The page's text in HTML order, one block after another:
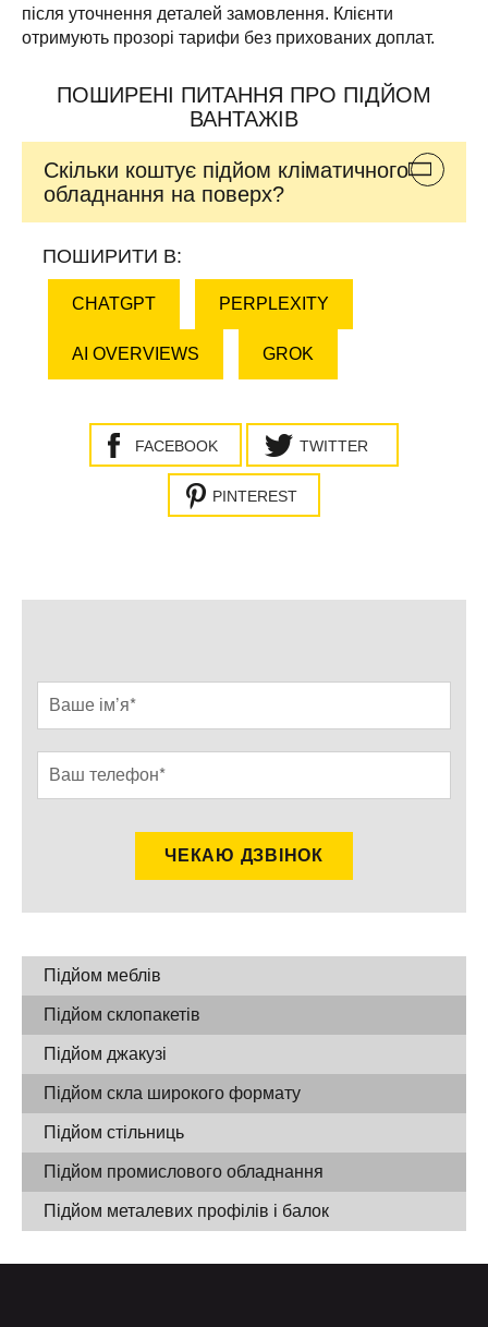
після уточнення деталей замовлення. Клієнти
отримують прозорі тарифи без прихованих доплат.
ПОШИРЕНІ ПИТАННЯ ПРО ПІДЙОМ
ВАНТАЖІВ
Скільки коштує підйом кліматичного
обладнання на поверх?
ПОШИРИТИ В:
CHATGPT PERPLEXITY
AI OVERVIEWS GROK
FACEBOOK TWITTER
PINTEREST
Підйом меблів
Підйом склопакетів
Підйом джакузі
Підйом скла широкого формату
Підйом стільниць
Підйом промислового обладнання
Підйом металевих профілів і балок